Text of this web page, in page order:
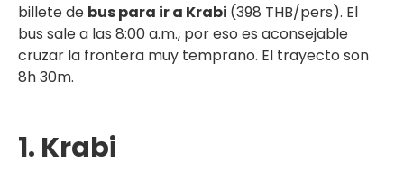
billete de bus para ir a Krabi (398 THB/pers). El
bus sale a las 8:00 a.m., por eso es aconsejable
cruzar la frontera muy temprano. El trayecto son
8h 30m.
1. Krabi